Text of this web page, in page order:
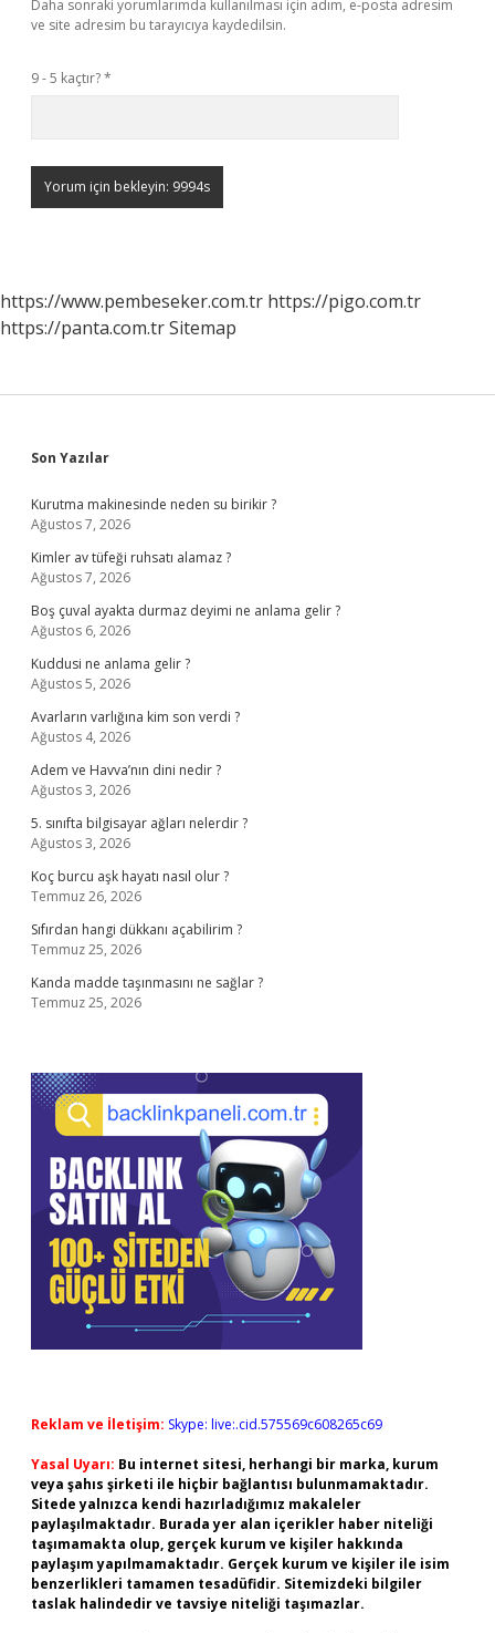
Daha sonraki yorumlarımda kullanılması için adım, e-posta adresim
ve site adresim bu tarayıcıya kaydedilsin.
9 - 5 kaçtır?*
https://www.pembeseker.com.tr https://pigo.com.tr
https://panta.com.trSitemap
Sidebar
Son Yazılar
Kurutma makinesinde neden su birikir ?
Ağustos 7, 2026
Kimler av tüfeği ruhsatı alamaz ?
Ağustos 7, 2026
Boş çuval ayakta durmaz deyimi ne anlama gelir ?
Ağustos 6, 2026
Kuddusi ne anlama gelir ?
Ağustos 5, 2026
Avarların varlığına kim son verdi ?
Ağustos 4, 2026
Adem ve Havva’nın dini nedir ?
Ağustos 3, 2026
5. sınıfta bilgisayar ağları nelerdir ?
Ağustos 3, 2026
Koç burcu aşk hayatı nasıl olur ?
Temmuz 26, 2026
Sıfırdan hangi dükkanı açabilirim ?
Temmuz 25, 2026
Kanda madde taşınmasını ne sağlar ?
Temmuz 25, 2026
Reklam ve İletişim: Skype: live:.cid.575569c608265c69
Yasal Uyarı: Bu internet sitesi, herhangi bir marka, kurum
veya şahıs şirketi ile hiçbir bağlantısı bulunmamaktadır.
Sitede yalnızca kendi hazırladığımız makaleler
paylaşılmaktadır. Burada yer alan içerikler haber niteliği
taşımamakta olup, gerçek kurum ve kişiler hakkında
paylaşım yapılmamaktadır. Gerçek kurum ve kişiler ile isim
benzerlikleri tamamen tesadüfidir. Sitemizdeki bilgiler
taslak halindedir ve tavsiye niteliği taşımazlar.